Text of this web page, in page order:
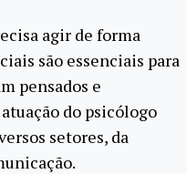
agir de forma
são essenciais para
pensados e
do psicólogo
setores, da